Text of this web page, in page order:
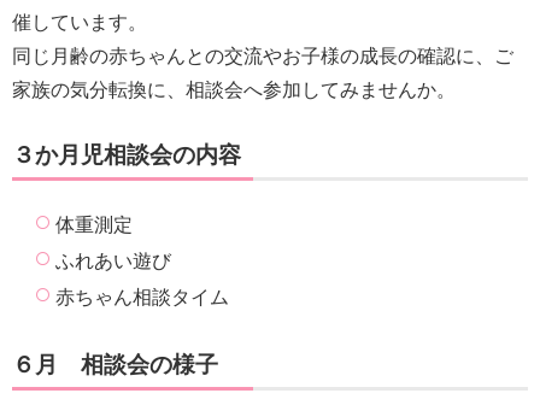
催しています。
同じ月齢の赤ちゃんとの交流やお子様の成長の確認に、ご
家族の気分転換に、相談会へ参加してみませんか。
３か月児相談会の内容
体重測定
ふれあい遊び
赤ちゃん相談タイム
６ 月 相談会の様子